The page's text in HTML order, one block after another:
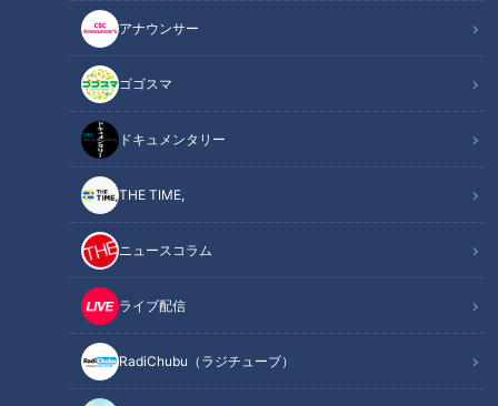
アナウンサー
ゴゴスマ
ドキュメンタリー
THE TIME,
ニュースコラム
ライブ配信
RadiChubu（ラジチューブ）
この記事を見たあなたへのおすすめ